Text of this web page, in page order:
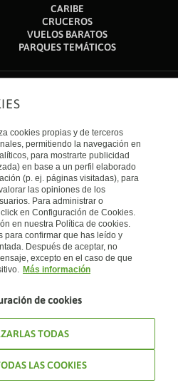
CARIBE
CRUCEROS
VUELOS BARATOS
PARQUES TEMÁTICOS
cookies propias y de terceros
permitiendo la navegación en
para mostrarte publicidad
en base a un perfil elaborado
(p. ej. páginas visitadas), para
las opiniones de los
Para administrar o
en Configuración de Cookies.
en nuestra Política de cookies.
para confirmar que has leído y
Después de aceptar, no
excepto en el caso de que
Más información
de cookies
TODAS
LAS COOKIES